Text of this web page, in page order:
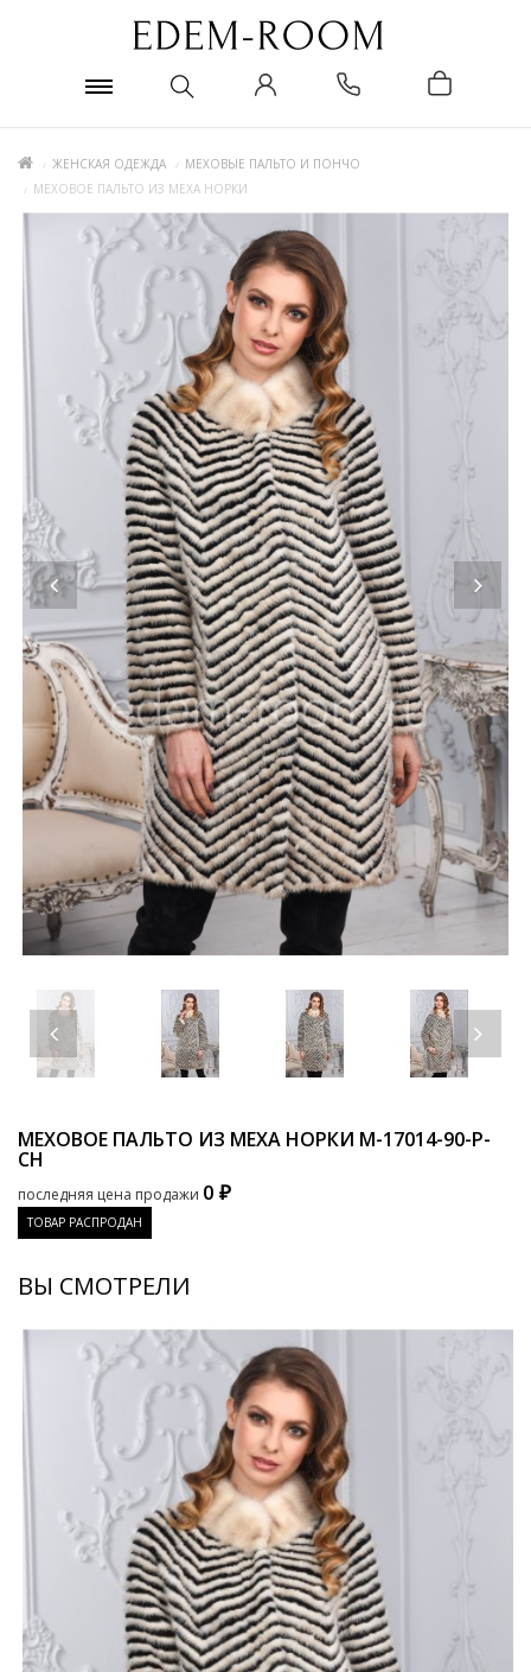
ЖЕНСКАЯ ОДЕЖДА
МЕХОВЫЕ ПАЛЬТО И ПОНЧО
МЕХОВОЕ ПАЛЬТО ИЗ МЕХА НОРКИ
МЕХОВОЕ ПАЛЬТО ИЗ МЕХА НОРКИ M-17014-90-P-
CH
последняя цена продажи 0 ₽
ТОВАР РАСПРОДАН
ВЫ СМОТРЕЛИ